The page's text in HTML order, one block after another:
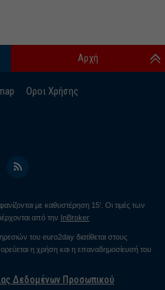
Οροι Χρήσης
Αρχή
με καθυστέρηση 15’. Οι τιμές των
από την InBroker
του euro2day διατίθεται στους
η χρήση και η επαναδημοσίευσή του
Δεδομένων Προσωπικού